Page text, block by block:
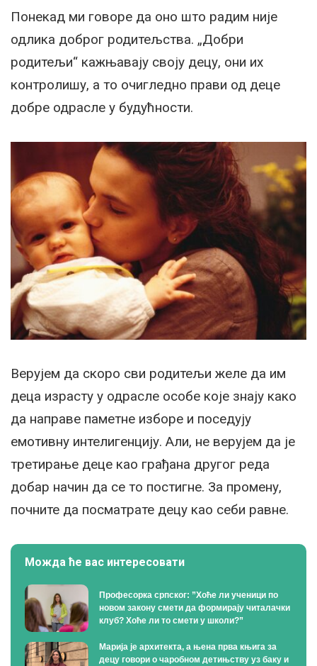
Понекад ми говоре да оно што радим није
одлика доброг родитељства. „Добри
родитељи“ кажњавају своју децу, они их
контролишу, а то очигледно прави од деце
добре одрасле у будућности.
Верујем да скоро сви родитељи желе да им
деца израсту у одрасле особе које знају како
да направе паметне изборе и поседују
емотивну интелигенцију. Али, не верујем да је
третирање деце као грађана другог реда
добар начин да се то постигне. За промену,
почните да посматрате децу као себи равне.
Можда ће вас интересовати
Професорка српског: ”Хоће ли ученици по
новом закону смети да формирају читалачки
клуб? Хоће ли то смети у школи?”
Марија је архитекта, а њена прва књига за
децу говори о чаробном детињству уз баку и